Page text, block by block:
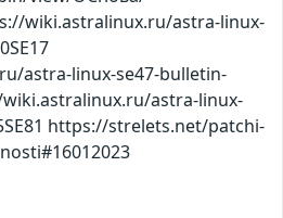
wiki.astralinux.ru/astra-linux-
astra-linux-se47-bulletin-
wiki.astralinux.ru/astra-linux-
https://strelets.net/patchi-